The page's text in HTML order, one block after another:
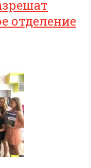
отделение